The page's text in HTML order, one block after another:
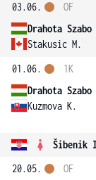
03.06.
Drahota Szabo
Stakusic M.
OF
01.06.
Drahota Szabo
Kuzmova K.
1K
Šibenik
20.05.
OF